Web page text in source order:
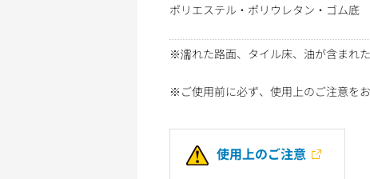
ポリエステル・ポリウレタン・ゴム底
※濡れた路面、タイル床、油が含まれ
※ご使用前に必ず、使用上のご注意をお
使用上のご注意